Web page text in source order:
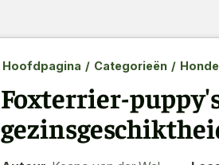
Hoofdpagina / Categorieën /
Foxterrier-